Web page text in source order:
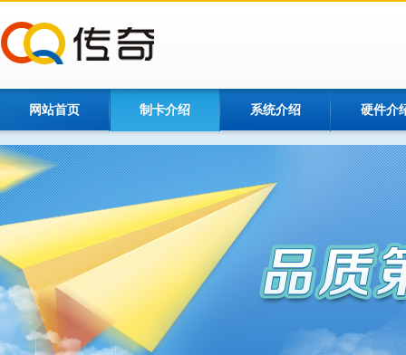
网站首页 制卡介绍 系统介绍 硬件介